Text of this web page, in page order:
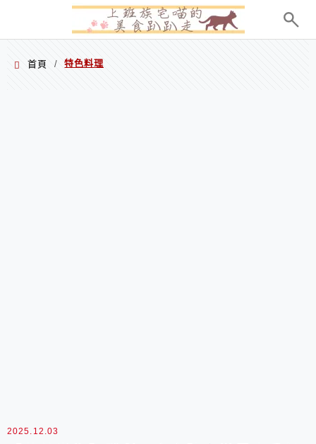
首頁 / 特色料理
2025.12.03